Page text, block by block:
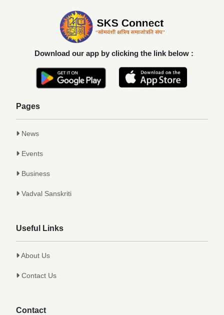
Download our app by clicking the link below :
Pages
News
Events
Business
Vadval Sanskriti
Useful Links
About Us
Contact Us
Contact